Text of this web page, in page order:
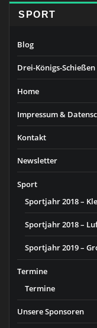
SPORT
Blog
Drei-Königs-Schießen
Home
Impressum &
Kontakt
Newsletter
Sport
Sportjahr 2018 –
Sportjahr 2018 –
Sportjahr 2019 –
Termine
Termine
Unsere Sponsoren